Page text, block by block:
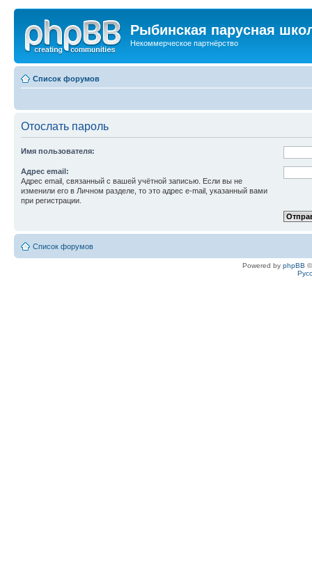
Рыбинская парусная
Некоммерческое партнёрство
Список форумов
Отослать пароль
Имя пользователя:
Адрес email:
Адрес email, связанный с вашей учётной записью. Если вы не
изменили его в Личном разделе, то это адрес e-mail, указанный вами
при регистрации.
Список форумов
Powered by phpBB